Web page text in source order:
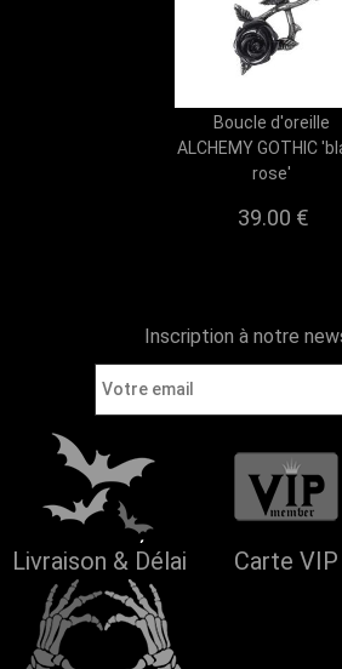
Boucle d'oreille
ALCHEMY GOTHIC
rose'
39.00 €
Inscription à notre
Livraison & Délai Carte VIP